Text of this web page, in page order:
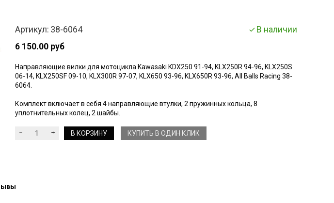
Артикул: 38-6064 В наличии
6 150.00 руб
Направляющие вилки для мотоцикла Kawasaki KDX250 91-94, KLX250R 94-96, KLX250S
06-14, KLX250SF 09-10, KLX300R 97-07, KLX650 93-96, KLX650R 93-96, All Balls Racing 38-
6064.
Комплект включает в себя 4 направляющие втулки, 2 пружинных кольца, 8
уплотнительных колец, 2 шайбы.
В КОРЗИНУ КУПИТЬ В ОДИН КЛИК